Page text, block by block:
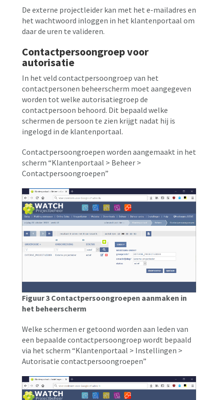
De externe projectleider kan met het e-mailadres en
het wachtwoord inloggen in het klantenportaal om
daar de uren te valideren.
Contactpersoongroep voor
autorisatie
In het veld contactpersoongroep van het
contactpersonen beheerscherm moet aangegeven
worden tot welke autorisatiegroep de
contactpersoon behoord. Dit bepaald welke
schermen de persoon te zien krijgt nadat hij is
ingelogd in de klantenportaal.
Contactpersoongroepen worden aangemaakt in het
scherm “Klantenportaal > Beheer >
Contactpersoongroepen”
Figuur 3 Contactpersoongroepen aanmaken in
het beheerscherm
Welke schermen er getoond worden aan leden van
een bepaalde contactpersoongroep wordt bepaald
via het scherm “Klantenportaal > Instellingen >
Autorisatie contactpersoongroepen”